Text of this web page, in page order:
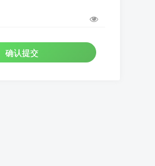
确认提交